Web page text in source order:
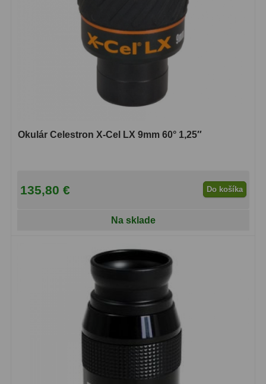
Okulár Celestron X-Cel LX 9mm 60° 1,25″
135,80 € Do košíka
Na sklade